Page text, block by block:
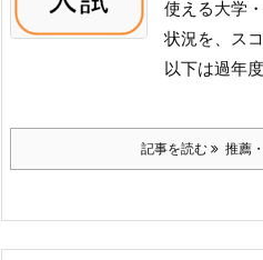
使える大学
状況を、ス
以下は過年
記事を読む 推薦